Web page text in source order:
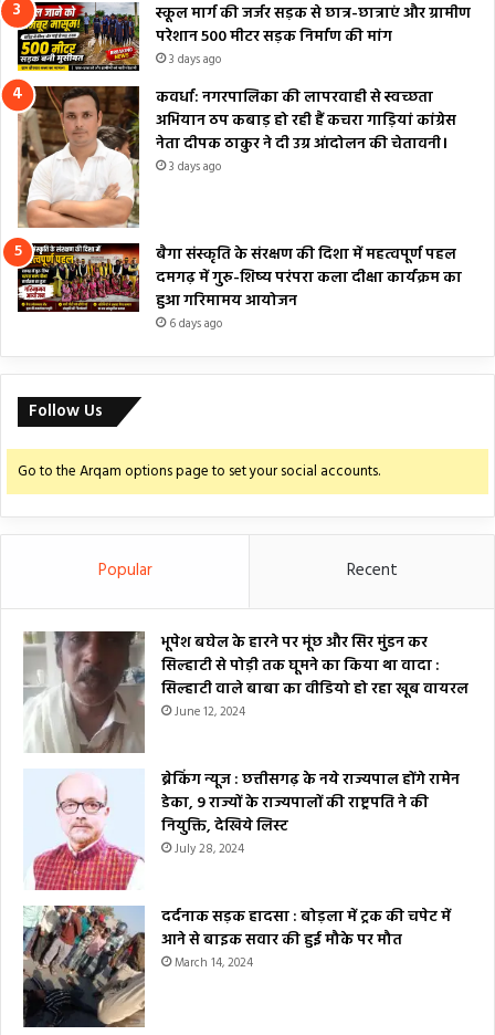
स्कूल मार्ग की जर्जर सड़क से छात्र-छात्राएं और ग्रामीण
परेशान 500 मीटर सड़क निर्माण की मांग
3 days ago
कवर्धा: नगरपालिका की लापरवाही से स्वच्छता
अभियान ठप कबाड़ हो रही हैं कचरा गाड़ियां कांग्रेस
नेता दीपक ठाकुर ने दी उग्र आंदोलन की चेतावनी।
3 days ago
बैगा संस्कृति के संरक्षण की दिशा में महत्वपूर्ण पहल
दमगढ़ में गुरु-शिष्य परंपरा कला दीक्षा कार्यक्रम का
हुआ गरिमामय आयोजन
6 days ago
Follow Us
Go to the Arqam options page to set your social accounts.
Popular Recent
भूपेश बघेल के हारने पर मूंछ और सिर मुंडन कर
सिल्हाटी से पोड़ी तक घूमने का किया था वादा :
सिल्हाटी वाले बाबा का वीडियो हो रहा खूब वायरल
June 12, 2024
ब्रेकिंग न्यूज : छत्तीसगढ़ के नये राज्यपाल होंगे रामेन
डेका, 9 राज्यों के राज्यपालों की राष्ट्रपति ने की
नियुक्ति, देखिये लिस्ट
July 28, 2024
दर्दनाक सड़क हादसा : बोड़ला में ट्रक की चपेट में
आने से बाइक सवार की हुई मौके पर मौत
March 14, 2024